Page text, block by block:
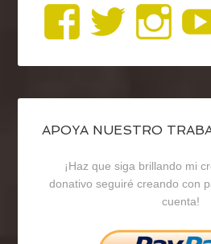
Ver
perfil
de
en
Ver
de
en
de
en
APOYA NUESTRO
¡Haz que siga brillando mi
donativo seguiré creando con
cuenta!